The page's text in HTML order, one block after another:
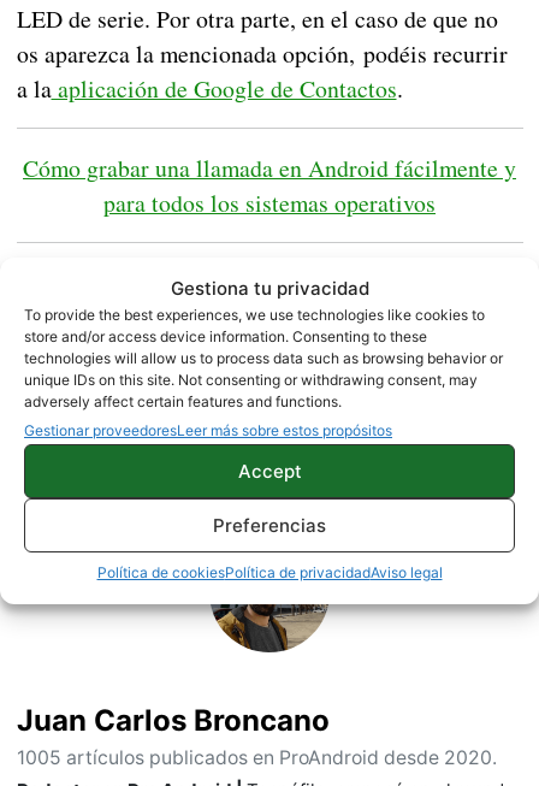
Gestiona tu privacidad
To provide the best experiences, we use technologies like cookies to
store and/or access device information. Consenting to these
technologies will allow us to process data such as browsing behavior or
unique IDs on this site. Not consenting or withdrawing consent, may
adversely affect certain features and functions.
Gestionar proveedoresLeer más sobre estos propósitos
Accept
Preferencias
Política de cookiesPolítica de privacidadAviso legal
LED de serie. Por otra parte, en el caso de que no
os aparezca la mencionada opción, podéis recurrir
a laaplicación de Google de Contactos.
Cómo grabar una llamada en Android fácilmente y
para todos los sistemas operativos
TUTORIALES
Juan Carlos Broncano
1005 artículos publicados en ProAndroid desde 2020.